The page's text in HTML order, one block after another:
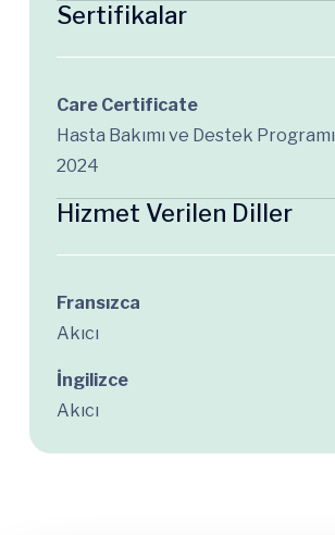
Sertifikalar
Care Certificate
Hasta Bakımı ve Destek Programı
2024
Hizmet Verilen Diller
Fransızca
Akıcı
İngilizce
Akıcı